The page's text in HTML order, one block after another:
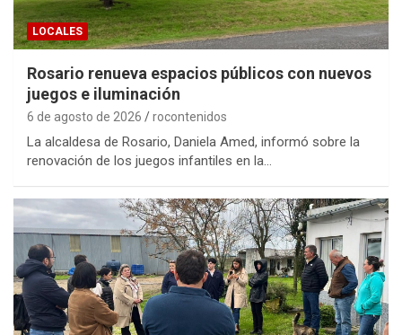
LOCALES
Rosario renueva espacios públicos con nuevos
juegos e iluminación
6 de agosto de 2026 rocontenidos
La alcaldesa de Rosario, Daniela Amed, informó sobre la
renovación de los juegos infantiles en la…